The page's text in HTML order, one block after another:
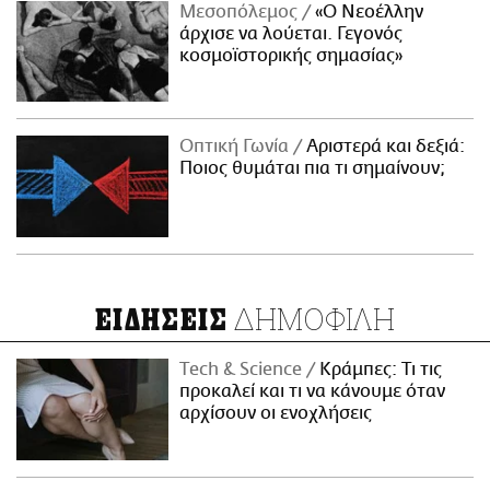
Μεσοπόλεμος
«Ο Νεοέλλην
άρχισε να λούεται. Γεγονός
κοσμοϊστορικής σημασίας»
Οπτική Γωνία
Αριστερά και δεξιά:
Ποιος θυμάται πια τι σημαίνουν;
ΕΙΔΗΣΕΙΣ ΔΗΜΟΦΙΛΗ
Τech & Science
Κράμπες: Τι τις
προκαλεί και τι να κάνουμε όταν
αρχίσουν οι ενοχλήσεις